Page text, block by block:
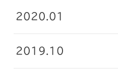
2020.01
2019.10